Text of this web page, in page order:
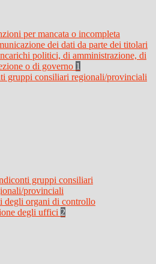
per mancata o incompleta
dei dati da parte dei titolari
politici, di amministrazione, di
o di governo 1
gruppi consiliari regionali/provinciali
gruppi consiliari
provinciali
degli organi di controllo
degli uffici 2